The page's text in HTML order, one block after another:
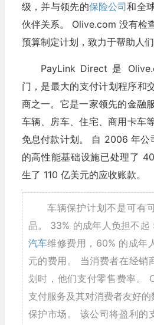
级，并与领先的保险公司和全
伙伴关系。 Olive.com 没有检
预算制定计划，致力于帮助人
PayLink Direct 是
门，是最大的支付计划程序和
商之一。它是一家领先的金融
车辆、房车、住宅、商用卡车
免息付款计划。 自 2006 年公
的高性能基础设施已处理了
生了 110 亿美元的应收账款。
车辆保护计划不是可有
品。 33% 的成年人负担不
汽车维修费用，60% 的成年
元的费用。 当消费者在经销
划时，他们支付零售费率。
支付服务及其对消费者友好
保护市场。 该公司将盈利的